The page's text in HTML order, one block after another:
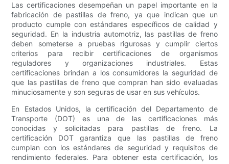
Las certificaciones desempeñan un papel importante en la
fabricación de pastillas de freno, ya que indican que un
producto cumple con estándares específicos de calidad y
seguridad. En la industria automotriz, las pastillas de freno
deben someterse a pruebas rigurosas y cumplir ciertos
criterios para recibir certificaciones de organismos
reguladores y organizaciones industriales. Estas
certificaciones brindan a los consumidores la seguridad de
que las pastillas de freno que compran han sido evaluadas
minuciosamente y son seguras de usar en sus vehículos.
En Estados Unidos, la certificación del Departamento de
Transporte (DOT) es una de las certificaciones más
conocidas y solicitadas para pastillas de freno. La
certificación DOT garantiza que las pastillas de freno
cumplan con los estándares de seguridad y requisitos de
rendimiento federales. Para obtener esta certificación, los